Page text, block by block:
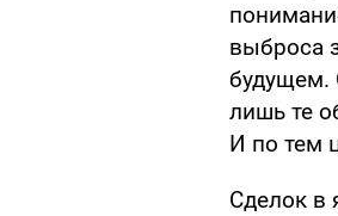
выброса
будущем.
лишь те
И по тем
Сделок в